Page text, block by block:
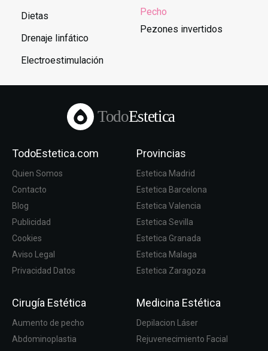
Dietas
Drenaje linfático
Electroestimulación
Pecho
Pezones invertidos
TodoEstetica
TodoEstetica.com
Quien Somos
Contacto
Blog
Publicidad
Cookies
Aviso Legal
Privacidad Datos
Provincias
Estetica Madrid
Estetica Barcelona
Estetica Valencia
Estetica Sevilla
Estetica Granada
Estetica Malaga
Estetica Zaragoza
Cirugía Estética
Aumento de pecho
Abdominoplastia
Medicina Estética
Depilacion Láser
Rejuvenecimiento Facial